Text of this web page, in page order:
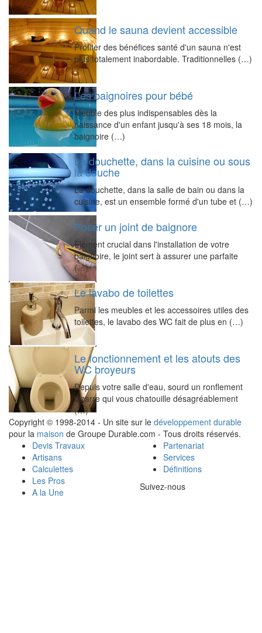
Quand le sauna devient accessible
Profiter des bénéfices santé d'un sauna n'est
plus totalement inabordable. Traditionnelles (…)
Les baignoires pour bébé
Meuble des plus indispensables dès la
naissance d'un enfant jusqu'à ses 18 mois, la
baignoire (…)
La douchette, dans la cuisine ou sous
la douche
La douchette, dans la salle de bain ou dans la
cuisine, est un ensemble formé d'un tube et (…)
Poser un joint de baignore
Élément crucial dans l'installation de votre
baignoire, le joint sert à assurer une parfaite
(…)
Le lavabo de toilettes
Parmi les meubles et les accessoires utiles des
toilettes, le lavabo des WC fait de plus en (…)
Le fonctionnement et les atouts des
WC broyeurs
Depuis votre salle d'eau, sourd un ronflement
bizarre qui vous chatouille désagréablement
(…)
Copyright © 1998-2014 - Un site sur le développement durable
pour la maison de Groupe Durable.com - Tous droits réservés.
Devis Travaux
Artisans
Calculettes
Les Pros
A la Une
Partenariat
Services
Définitions
Suivez-nous